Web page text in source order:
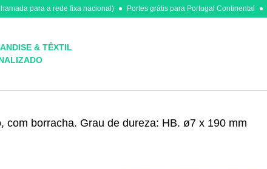
para a rede fixa nacional) Portes grátis para Portugal Continental
& TÊXTIL
com borracha. Grau de dureza: HB. ø7 x 190 mm